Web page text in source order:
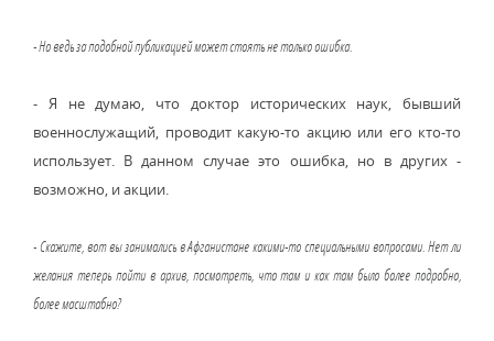
- Но ведь за подобной публикацией может стоять не только ошибка.
- Я не думаю, что доктор исторических наук, бывший
военнослужащий, проводит какую-то акцию или его кто-то
использует. В данном случае это ошибка, но в других -
возможно, и акции.
- Скажите, вот вы занимались в Афганистане какими-то специальными вопросами. Нет ли
желания теперь пойти в архив, посмотреть, что там и как там было более подробно,
более масштабно?